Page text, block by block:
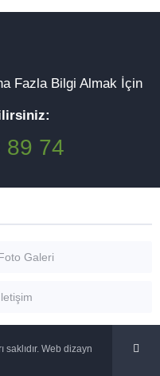
Fazla Bilgi Almak İçin
89 74
Galeri
Web dizayn